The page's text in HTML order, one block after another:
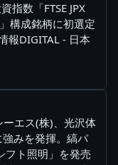
指数「FTSE JPX
構成銘柄に初選定
報DIGITAL - 日本
エス(株)、光沢体
みを発揮。縞パ
フト照明」を発売